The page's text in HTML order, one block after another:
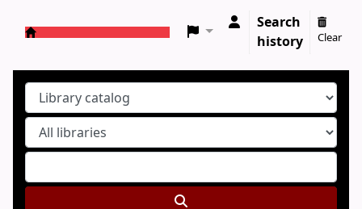
Search
history
Clear